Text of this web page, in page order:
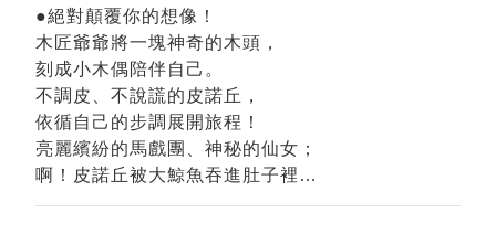
●絕對顛覆你的想像！
木匠爺爺將一塊神奇的木頭，
刻成小木偶陪伴自己。
不調皮、不說謊的皮諾丘，
依循自己的步調展開旅程！
亮麗繽紛的馬戲團、神秘的仙女；
啊！皮諾丘被大鯨魚吞進肚子裡…